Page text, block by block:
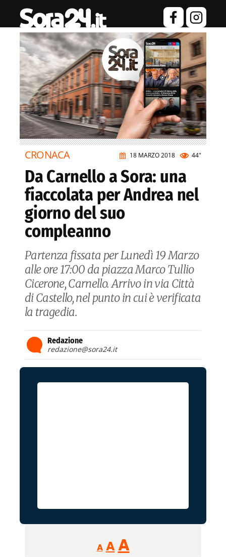
18 MARZO 2018 44"
CRONACA
Da Carnello a Sora: una
fiaccolata per Andrea nel
giorno del suo
compleanno
Partenza fissata per Lunedì 19 Marzo
alle ore 17:00 da piazza Marco Tullio
Cicerone, Carnello. Arrivo in via Città
di Castello, nel punto in cui è verificata
la tragedia.
Redazione
redazione@sora24.it
A
Reducir
tamaño
A Restablecer
AAumentar